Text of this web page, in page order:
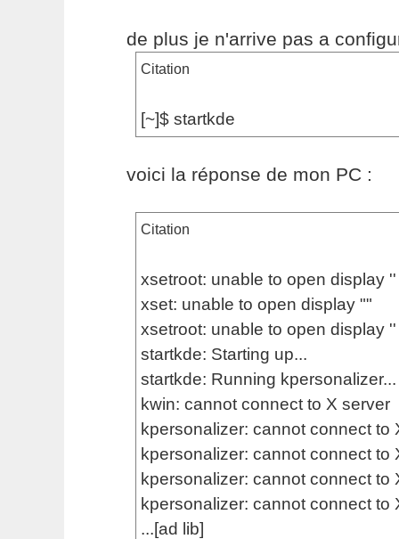
de plus je n'arrive pas a
Citation
[~]$ startkde
voici la réponse de mon PC :
Citation
xsetroot: unable to open display ''
xset: unable to open display ""
xsetroot: unable to open display ''
startkde: Starting up...
startkde: Running kpersonalizer...
kwin: cannot connect to X server
kpersonalizer: cannot connect to
kpersonalizer: cannot connect to
kpersonalizer: cannot connect to
kpersonalizer: cannot connect to
...[ad lib]